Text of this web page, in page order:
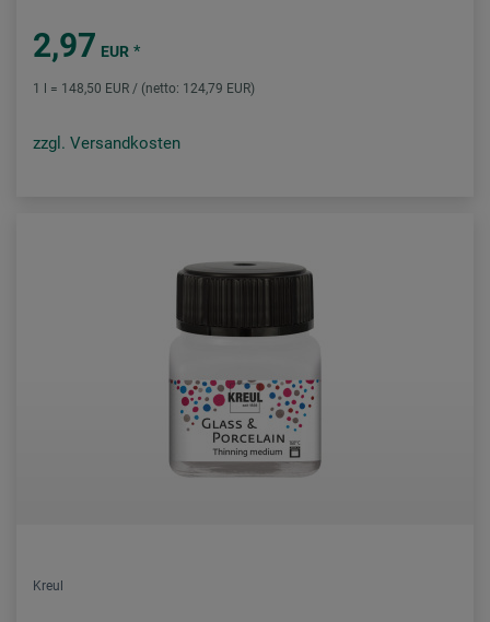
2,97 EUR *
1 l = 148,50 EUR / (netto: 124,79 EUR)
zzgl. Versandkosten
Kreul